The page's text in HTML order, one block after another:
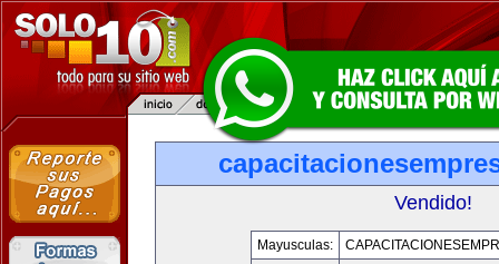
Vendido!
Mayusculas: